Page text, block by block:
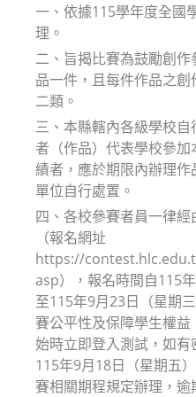
一、依據115學年度全國
理。
二、旨揭比賽為鼓勵創
品一件，且每件作品之
二類。
三、本縣轄內各級學校
者（作品）代表學校參
績者，應於期限內辦理
單位自行處置。
四、各校參賽者員一律
（報名網址
https://
asp），報名時間自115
至115年9月23日（星期
賽公平性及保障學生權
始時立即登入測試，如
115年9月18日（星期五
賽相關期程規定辦理，逾